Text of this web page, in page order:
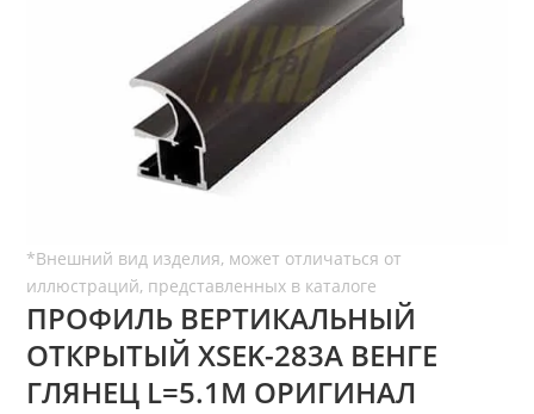
ПРОФИЛЬ ВЕРТИКАЛЬНЫЙ
ОТКРЫТЫЙ XSEK-283A ВЕНГЕ
ГЛЯНЕЦ L=5.1М ОРИГИНАЛ